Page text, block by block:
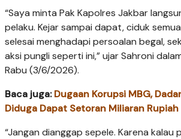
“Saya minta Pak Kapolres Jakbar
pelaku. Kejar sampai dapat, ciduk
selesai menghadapi persoalan begal,
aksi pungli seperti ini,” ujar Sahroni
Rabu (3/6/2026).
Baca juga:Dugaan Korupsi MBG,
Diduga Dapat Setoran Miliaran Rupiah
“Jangan dianggap sepele. Karena